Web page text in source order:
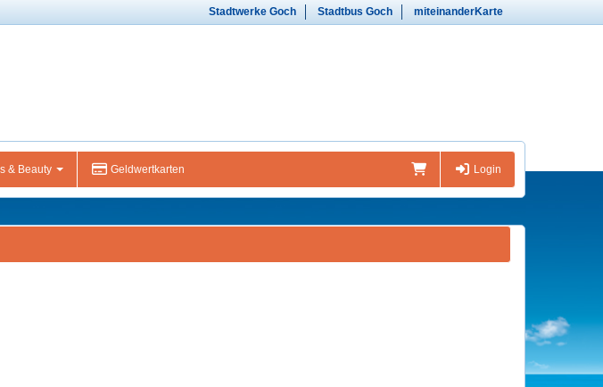
Stadtwerke Goch Stadtbus Goch miteinanderKarte
& Beauty Geldwertkarten Login